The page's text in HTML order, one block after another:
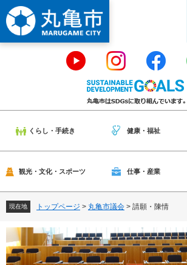
ー
ジ
の
。
ニ
ュ
ー
て
くらし・手続き 健康・福祉
観光・文化・スポーツ 仕事・産業
現在地 トップページ > 丸亀市議会 > 請願・陳情